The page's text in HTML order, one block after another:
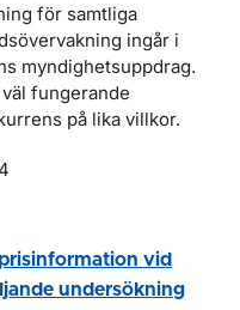
för samtliga
ingår i
myndighetsuppdrag.
fungerande
på lika villkor.
vid
undersökning